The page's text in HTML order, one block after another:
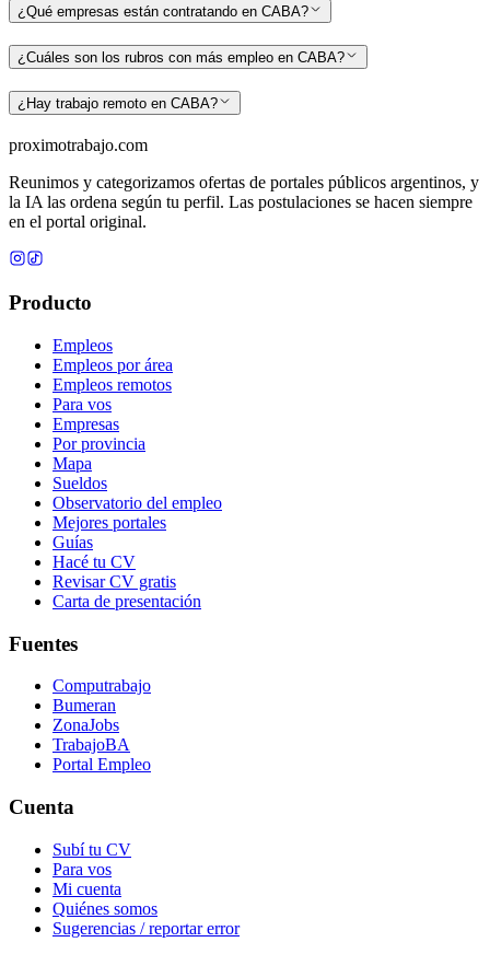
¿Qué empresas están contratando en CABA?
¿Cuáles son los rubros con más empleo en CABA?
¿Hay trabajo remoto en CABA?
proximotrabajo.com
Reunimos y categorizamos ofertas de portales públicos argentinos, y
la IA las ordena según tu perfil. Las postulaciones se hacen siempre
en el portal original.
Producto
Empleos
Empleos por área
Empleos remotos
Para vos
Empresas
Por provincia
Mapa
Sueldos
Observatorio del empleo
Mejores portales
Guías
Hacé tu CV
Revisar CV gratis
Carta de presentación
Fuentes
Computrabajo
Bumeran
ZonaJobs
TrabajoBA
Portal Empleo
Cuenta
Subí tu CV
Para vos
Mi cuenta
Quiénes somos
Sugerencias / reportar error